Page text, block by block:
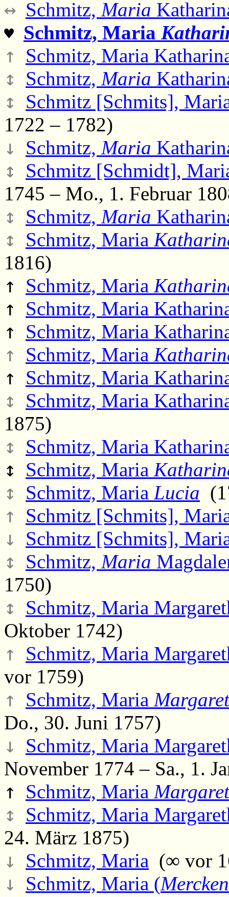
↔ Schmitz, Maria
♥ Schmitz, Maria
↑ Schmitz, Maria
↕ Schmitz, Maria
↕
Schmitz [Schmits],
1722 – 1782)
↓ Schmitz, Maria
↕
Schmitz [Schmidt],
1745 – Mo., 1. Februar
↕ Schmitz, Maria
↕ Schmitz, Maria
1816)
↑ Schmitz, Maria
↑ Schmitz, Maria
↑ Schmitz, Maria
↑ Schmitz, Maria
↑ Schmitz, Maria
↕
Schmitz, Maria
1875)
↕ Schmitz, Maria
↕ Schmitz, Maria
↕ Schmitz, Maria Lucia
↑ Schmitz [Schmits],
↓ Schmitz [Schmits],
↕ Schmitz, Maria
1750)
↕
Schmitz, Maria
Oktober 1742)
↑
Schmitz, Maria
vor 1759)
↑ Schmitz, Maria
Do., 30. Juni 1757)
↓
Schmitz, Maria
November 1774 – Sa., 1.
↑ Schmitz, Maria
↕
Schmitz, Maria
24. März 1875)
↓ Schmitz, Maria (∞ vor
↓ Schmitz, Maria (Mercken